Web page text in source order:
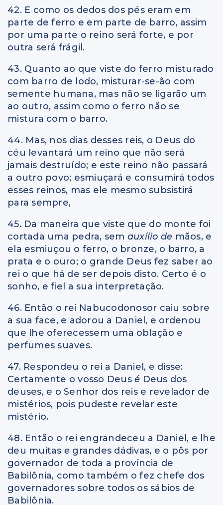
42. E como os dedos dos pés eram em
parte de ferro e em parte de barro, assim
por uma parte o reino será forte, e por
outra será frágil.
43. Quanto ao que viste do ferro misturado
com barro de lodo, misturar-se-ão com
semente humana, mas não se ligarão um
ao outro, assim como o ferro não se
mistura com o barro.
44. Mas, nos dias desses reis, o Deus do
céu levantará um reino que não será
jamais destruído; e este reino não passará
a outro povo; esmiuçará e consumirá todos
esses reinos, mas ele mesmo subsistirá
para sempre,
45. Da maneira que viste que do monte foi
cortada uma pedra, sem auxílio de mãos, e
ela esmiuçou o ferro, o bronze, o barro, a
prata e o ouro; o grande Deus fez saber ao
rei o que há de ser depois disto. Certo é o
sonho, e fiel a sua interpretação.
46. Então o rei Nabucodonosor caiu sobre
a sua face, e adorou a Daniel, e ordenou
que lhe oferecessem uma oblação e
perfumes suaves.
47. Respondeu o rei a Daniel, e disse:
Certamente o vosso Deus é Deus dos
deuses, e o Senhor dos reis e revelador de
mistérios, pois pudeste revelar este
mistério.
48. Então o rei engrandeceu a Daniel, e lhe
deu muitas e grandes dádivas, e o pôs por
governador de toda a província de
Babilônia, como também o fez chefe dos
governadores sobre todos os sábios de
Babilônia.